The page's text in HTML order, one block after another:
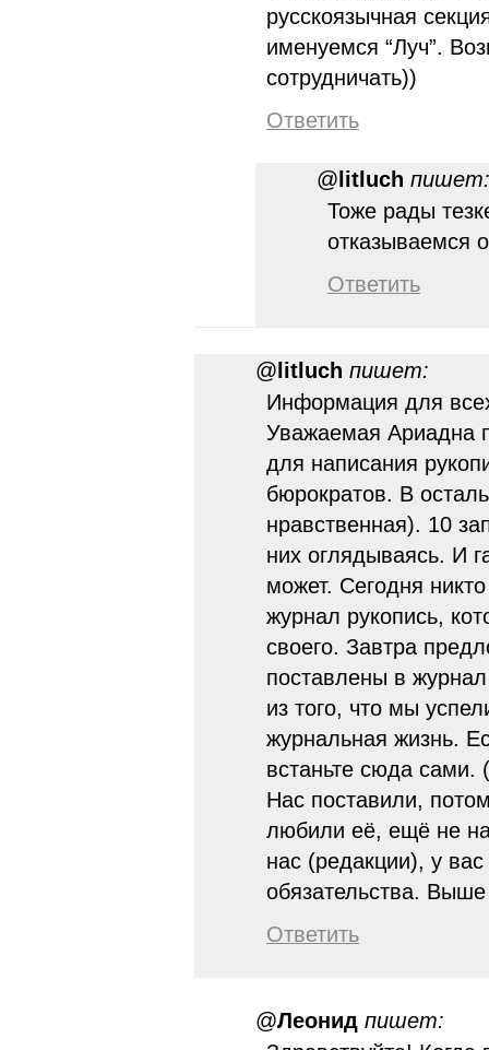
русскоязычная
именуемся “Луч”.
сотрудничать))
Ответить
@ litluch пишет:
Тоже рады
отказываемся
Ответить
@ litluch пишет:
Информация для
Уважаемая Ариадна
для написания
бюрократов. В
нравственная). 10
них оглядываясь. И
может. Сегодня
журнал рукопись,
своего. Завтра
поставлены в
из того, что мы
журнальная жизнь.
встаньте сюда сами.
Нас поставили,
любили её, ещё не
нас (редакции), у
обязательства.
Ответить
@Леонид пишет: